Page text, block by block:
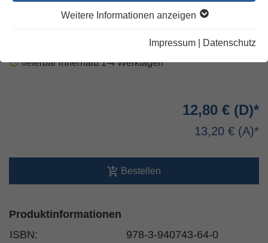
Weitere Informationen anzeigen
Impressum Datenschutz
Prophetische Worte
lieferbar innerhalb 1-4 Werktagen
12,80 €
13,20 €
Bestellen
Produktinformationen
ISBN:
978-3-940743-64-0